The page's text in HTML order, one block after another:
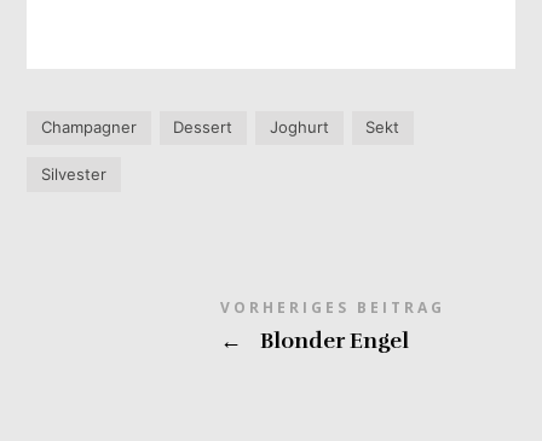
Champagner Dessert Joghurt Sekt
Silvester
VORHERIGES BEITRAG
← Blonder Engel